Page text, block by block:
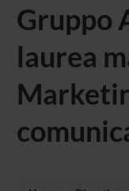
Gruppo
laurea